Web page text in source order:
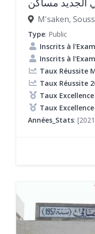
M'saken,
Type: Public
Inscrits à
Inscrits à
Taux Réussite
Taux Réussite
Taux
Taux
Années_Stats: